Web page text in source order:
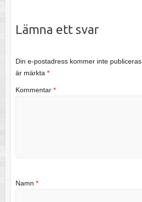
Lämna ett svar
Din e-postadress kommer inte publiceras.
är märkta *
Kommentar *
Namn *